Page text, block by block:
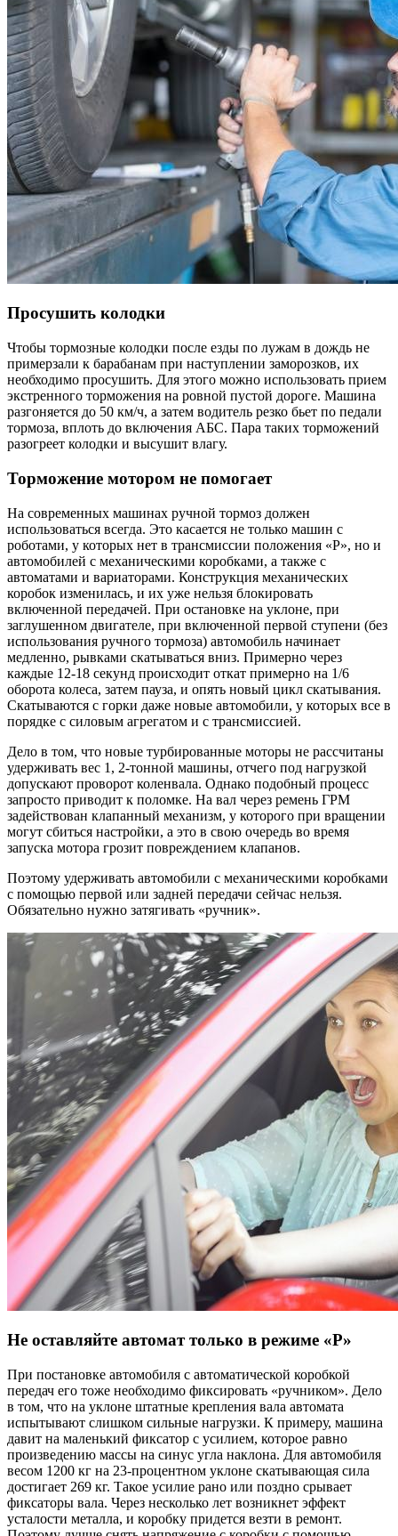
Просушить колодки
Чтобы тормозные колодки после езды по лужам в дождь не
примерзали к барабанам при наступлении заморозков, их
необходимо просушить. Для этого можно использовать прием
экстренного торможения на ровной пустой дороге. Машина
разгоняется до 50 км/ч, а затем водитель резко бьет по педали
тормоза, вплоть до включения АБС. Пара таких торможений
разогреет колодки и высушит влагу.
Торможение мотором не помогает
На современных машинах ручной тормоз должен
использоваться всегда. Это касается не только машин с
роботами, у которых нет в трансмиссии положения «P», но и
автомобилей с механическими коробками, а также с
автоматами и вариаторами. Конструкция механических
коробок изменилась, и их уже нельзя блокировать
включенной передачей. При остановке на уклоне, при
заглушенном двигателе, при включенной первой ступени (без
использования ручного тормоза) автомобиль начинает
медленно, рывками скатываться вниз. Примерно через
каждые 12-18 секунд происходит откат примерно на 1/6
оборота колеса, затем пауза, и опять новый цикл скатывания.
Скатываются с горки даже новые автомобили, у которых все в
порядке с силовым агрегатом и с трансмиссией.
Дело в том, что новые турбированные моторы не рассчитаны
удерживать вес 1, 2-тонной машины, отчего под нагрузкой
допускают проворот коленвала. Однако подобный процесс
запросто приводит к поломке. На вал через ремень ГРМ
задействован клапанный механизм, у которого при вращении
могут сбиться настройки, а это в свою очередь во время
запуска мотора грозит повреждением клапанов.
Поэтому удерживать автомобили с механическими коробками
с помощью первой или задней передачи сейчас нельзя.
Обязательно нужно затягивать «ручник».
Не оставляйте автомат только в режиме «P»
При постановке автомобиля с автоматической коробкой
передач его тоже необходимо фиксировать «ручником». Дело
в том, что на уклоне штатные крепления вала автомата
испытывают слишком сильные нагрузки. К примеру, машина
давит на маленький фиксатор с усилием, которое равно
произведению массы на синус угла наклона. Для автомобиля
весом 1200 кг на 23-процентном уклоне скатывающая сила
достигает 269 кг. Такое усилие рано или поздно срывает
фиксаторы вала. Через несколько лет возникнет эффект
усталости металла, и коробку придется везти в ремонт.